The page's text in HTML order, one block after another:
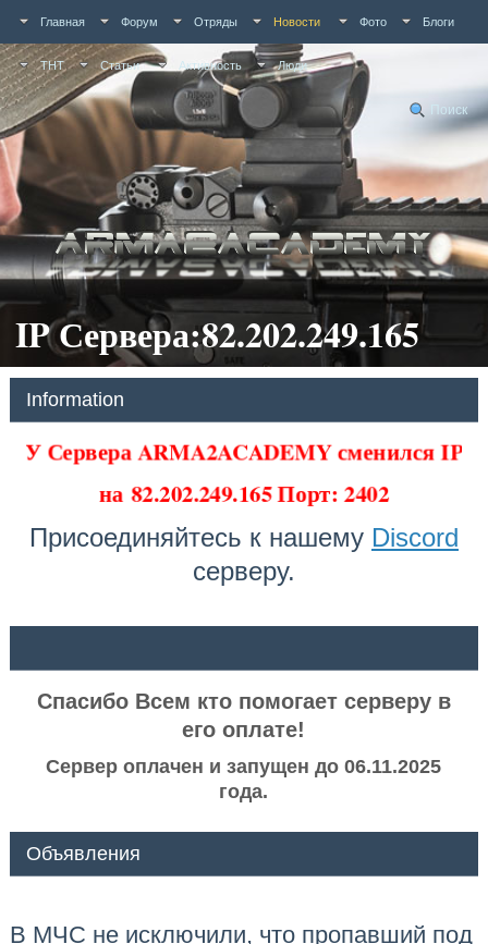
Главная Форум Отряды Новости Фото Блоги
ТНТ Статьи Активность Люди
Поиск
IP Сервера:82.202.249.165
Information
У Сервера ARMA2ACADEMY сменился IP
на82.202.249.165 Порт: 2402
Присоединяйтесь к нашему Discord
серверу.
Спасибо Всем кто помогает серверу в
его оплате!
Сервер оплачен и запущен до 06.11.2025
года.
Объявления
В МЧС не исключили, что пропавший под